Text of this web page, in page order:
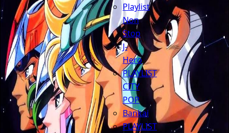
Playlist
Non
Stop
J-
Hero
PLAYLIST
CITY
POP
Bankai
PLAYLIST